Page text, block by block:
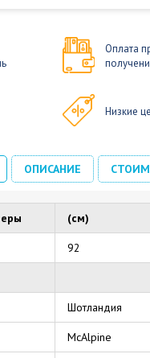
Оплата
Низкие
ОПИСАНИЕ
(см)
92
Шотландия
McAlpine